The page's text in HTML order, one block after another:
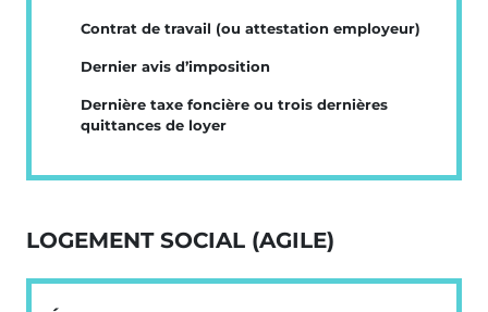
Contrat de travail (ou attestation employeur)
Dernier avis d’imposition
Dernière taxe foncière ou trois dernières
quittances de loyer
LOGEMENT SOCIAL (AGILE)